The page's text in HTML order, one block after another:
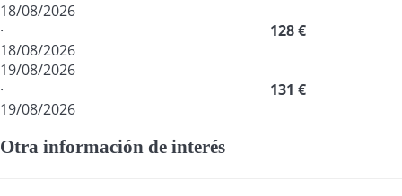
18/08/2026
·
18/08/2026
128 €
19/08/2026
·
19/08/2026
131 €
Otra información de interés